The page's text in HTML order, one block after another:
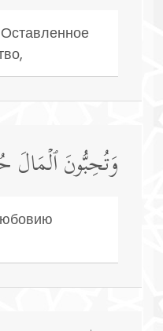
وَتُحِبُّونَ ٱلۡمَالَ